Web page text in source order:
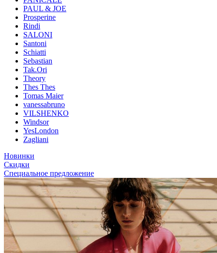
PAUL & JOE
Prosperine
Rindi
SALONI
Santoni
Schiatti
Sebastian
Tak.Ori
Theory
Thes Thes
Tomas Maier
vanessabruno
VILSHENKO
Windsor
YesLondon
Zagliani
Новинки
Скидки
Специальное предложение